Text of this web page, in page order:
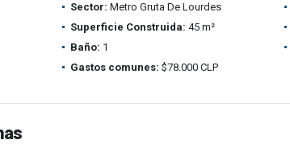
Sector: Metro Gruta De Lourdes
Superficie Construida: 45 m²
Baño: 1
Gastos comunes: $78.000 CLP